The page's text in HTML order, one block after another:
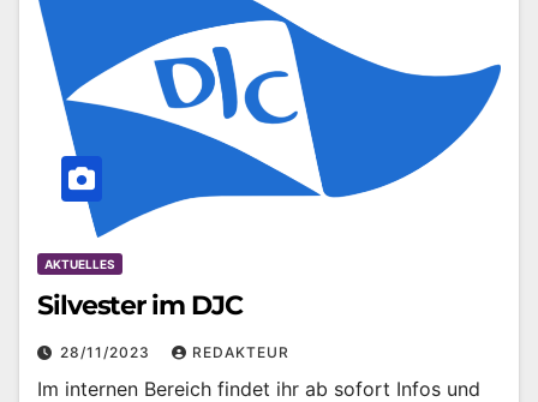
AKTUELLES
Silvester im DJC
28/11/2023 REDAKTEUR
Im internen Bereich findet ihr ab sofort Infos und